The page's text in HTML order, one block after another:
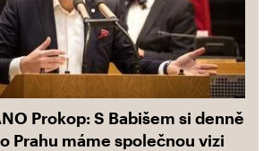
Prokop: S Babišem si denně
Prahu máme společnou vizi